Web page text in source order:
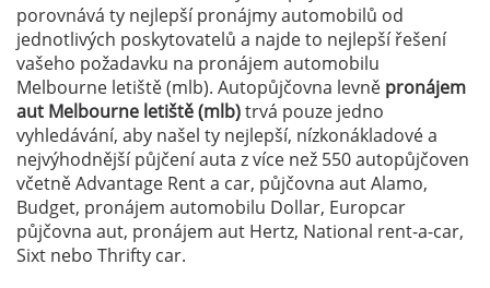
porovnává ty nejlepší pronájmy automobilů od
jednotlivých poskytovatelů a najde to nejlepší řešení
vašeho požadavku na pronájem automobilu
Melbourne letiště (mlb). Autopůjčovna levně pronájem
aut Melbourne letiště (mlb)trvá pouze jedno
vyhledávání, aby našel ty nejlepší, nízkonákladové a
nejvýhodnější půjčení auta z více než 550 autopůjčoven
včetně Advantage Rent a car, půjčovna aut Alamo,
Budget, pronájem automobilu Dollar, Europcar
půjčovna aut, pronájem aut Hertz, National rent-a-car,
Sixt nebo Thrifty car.